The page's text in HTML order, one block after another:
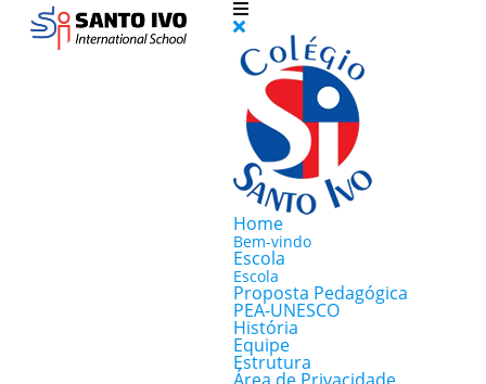
Home
Bem-vindo
Escola
Escola
Proposta Pedagógica
PEA-UNESCO
História
Equipe
Estrutura